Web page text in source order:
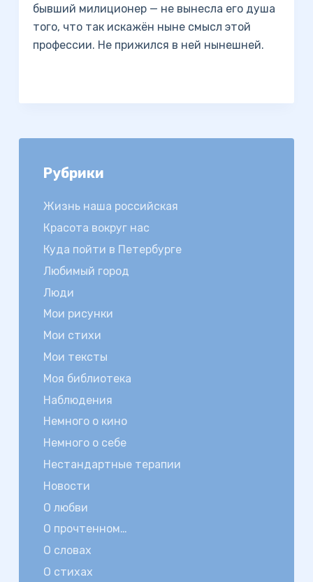
бывший милиционер — не вынесла его душа
того, что так искажён ныне смысл этой
профессии. Не прижился в ней нынешней.
Рубрики
Жизнь наша российская
Красота вокруг нас
Куда пойти в Петербурге
Любимый город
Люди
Мои рисунки
Мои стихи
Мои тексты
Моя библиотека
Наблюдения
Немного о кино
Немного о себе
Нестандартные терапии
Новости
О любви
О прочтенном…
О словах
О стихах